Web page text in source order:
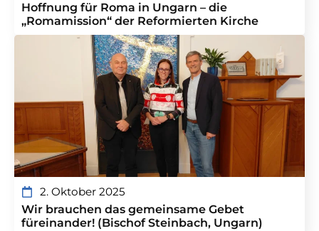
Hoffnung für Roma in Ungarn – die
„Romamission“ der Reformierten Kirche
2. Oktober 2025
Wir brauchen das gemeinsame Gebet
füreinander! (Bischof Steinbach, Ungarn)